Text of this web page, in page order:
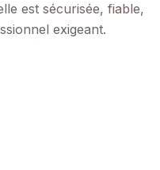
est sécurisée, fiable,
exigeant.